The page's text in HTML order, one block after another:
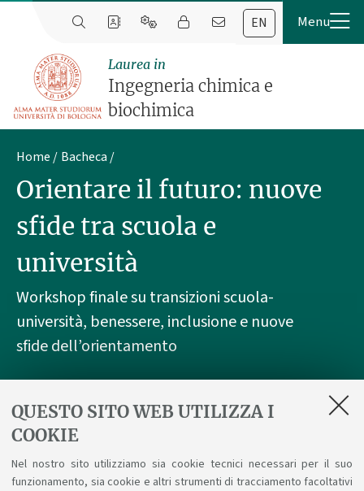
QUESTO SITO WEB UTILIZZA I
COOKIE
Nel nostro sito utilizziamo sia cookie tecnici necessari per il suo
funzionamento, sia cookie e altri strumenti di tracciamento facoltativi
EN
Laurea in
Ingegneria chimica e
biochimica
Home Bacheca
Orientare il futuro: nuove
sfide tra scuola e
università
Workshop finale su transizioni scuola-
università, benessere, inclusione e nuove
sfide dell’orientamento
Pubblicato il11 giugno 2026
universitario e transizioni formative per il workshop